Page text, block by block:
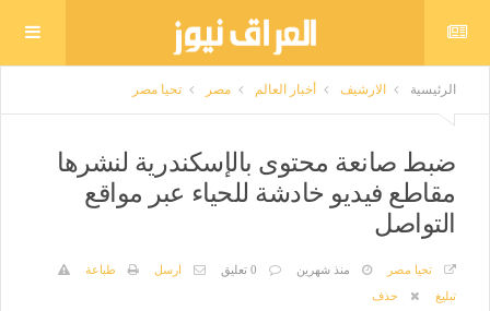
الرئيسية الارشيف أخبار العالم مصر تحيا مصر
ضبط صانعة محتوى بالإسكندرية لنشرها
مقاطع فيديو خادشة للحياء عبر مواقع
التواصل
تحيا مصر منذ شهرين 0 تعليق ارسل
طباعة
تبليغ
حذف